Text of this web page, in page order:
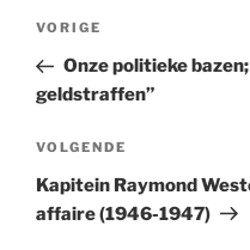
Bericht
Vorig
bericht
VORIGE
Onze politieke
geldstraffen”
Volgend
bericht
VOLGENDE
Kapitein Raymond
affaire (1946-1947)